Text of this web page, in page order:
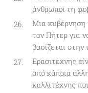
άνθρωποι τη
Μια κυβέρνηση
τον Πήτερ για
βασίζεται
Ερασιτέχνης
από κάποια
καλλιτέχνης